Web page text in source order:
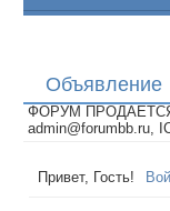
Объявление
ФОРУМ
admin@forumbb.ru,
Привет, Гость!